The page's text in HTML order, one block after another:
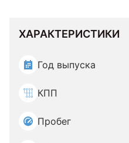
ХАРАКТЕРИСТИКИ
Год выпуска
КПП
Пробег